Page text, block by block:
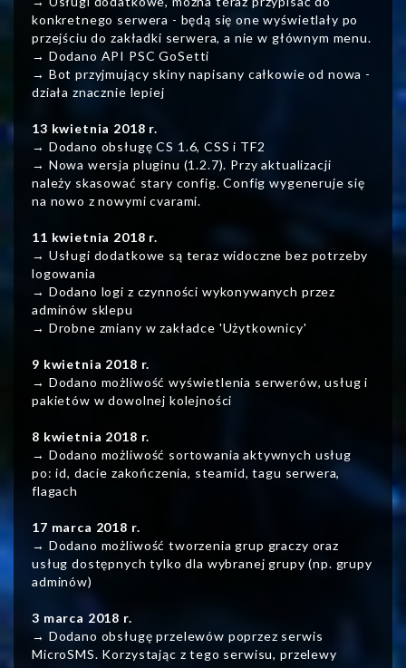
konkretnego serwera - będą się one wyświetlały po
przejściu do zakładki serwera, a nie w głównym menu.
→ Dodano API PSC GoSetti
→ Bot przyjmujący skiny napisany całkowie od nowa -
działa znacznie lepiej
13 kwietnia 2018 r.
→ Dodano obsługę CS 1.6, CSS i TF2
→ Nowa wersja pluginu (1.2.7). Przy aktualizacji
należy skasować stary config. Config wygeneruje się
na nowo z nowymi cvarami.
11 kwietnia 2018 r.
→ Usługi dodatkowe są teraz widoczne bez potrzeby
logowania
→ Dodano logi z czynności wykonywanych przez
adminów sklepu
→ Drobne zmiany w zakładce 'Użytkownicy'
9 kwietnia 2018 r.
→ Dodano możliwość wyświetlenia serwerów, usług i
pakietów w dowolnej kolejności
8 kwietnia 2018 r.
→ Dodano możliwość sortowania aktywnych usług
po: id, dacie zakończenia, steamid, tagu serwera,
flagach
17 marca 2018 r.
→ Dodano możliwość tworzenia grup graczy oraz
usług dostępnych tylko dla wybranej grupy (np. grupy
adminów)
3 marca 2018 r.
→ Dodano obsługę przelewów poprzez serwis
MicroSMS. Korzystając z tego serwisu, przelewy